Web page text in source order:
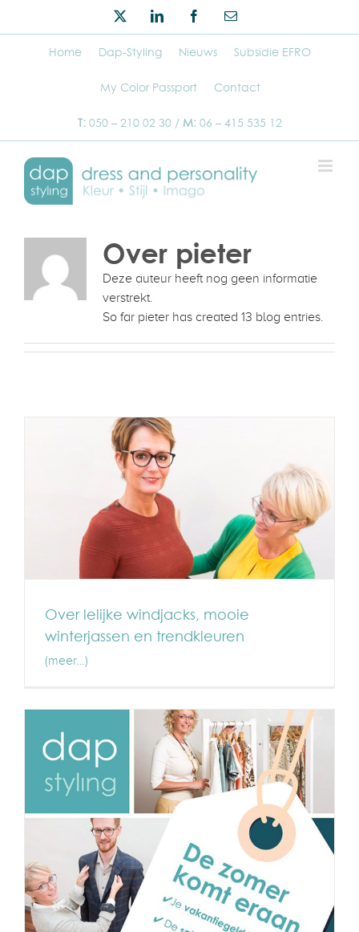
TwitterLinkedIn Facebook
E-
Home Dap-Styling Nieuws Subsidie EFRO
My Color Passport Contact
T: 050 – 210 02 30 / M: 06 – 415 535 12
Over pieter
Deze auteur heeft nog geen informatie
verstrekt.
So far pieter has created 13 blog entries.
Over lelijke windjacks, mooie
winterjassen en trendkleuren
(meer…)